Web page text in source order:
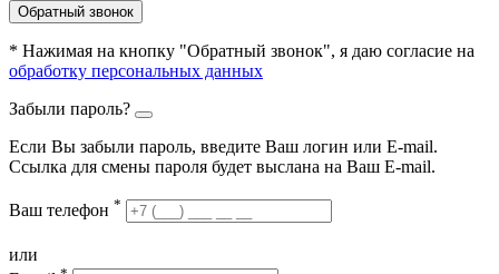
Обратный звонок
* Нажимая на кнопку "Обратный звонок", я даю согласие на
обработку персональных данных
Забыли пароль?
Если Вы забыли пароль, введите Ваш логин или Е-mail.
Ссылка для смены пароля будет выслана на Ваш E-mail.
Ваш телефон *
или